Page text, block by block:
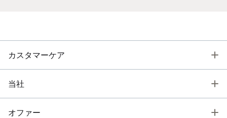
カスタマーケア
当社
オファー